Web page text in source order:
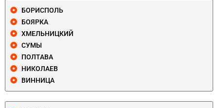
БОРИСПОЛЬ
БОЯРКА
ХМЕЛЬНИЦКИЙ
СУМЫ
ПОЛТАВА
НИКОЛАЕВ
ВИННИЦА